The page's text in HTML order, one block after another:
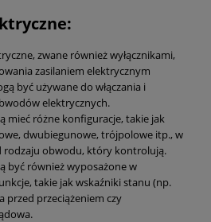
zwane również wyłącznikami,
zasilaniem elektrycznym
być używane do włączania i
elektrycznych.
mieć różne konfiguracje, takie jak
dwubiegunowe, trójpolowe itp., w
rodzaju obwodu, który kontrolują.
być również wyposażone w
takie jak wskaźniki stanu (np.
przed przeciążeniem czy